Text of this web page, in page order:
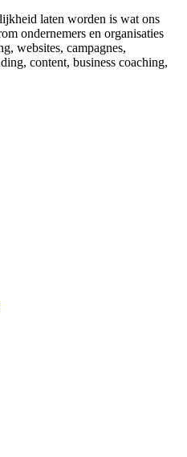
laten worden is wat ons
ondernemers en organisaties
websites, campagnes,
content, business coaching,